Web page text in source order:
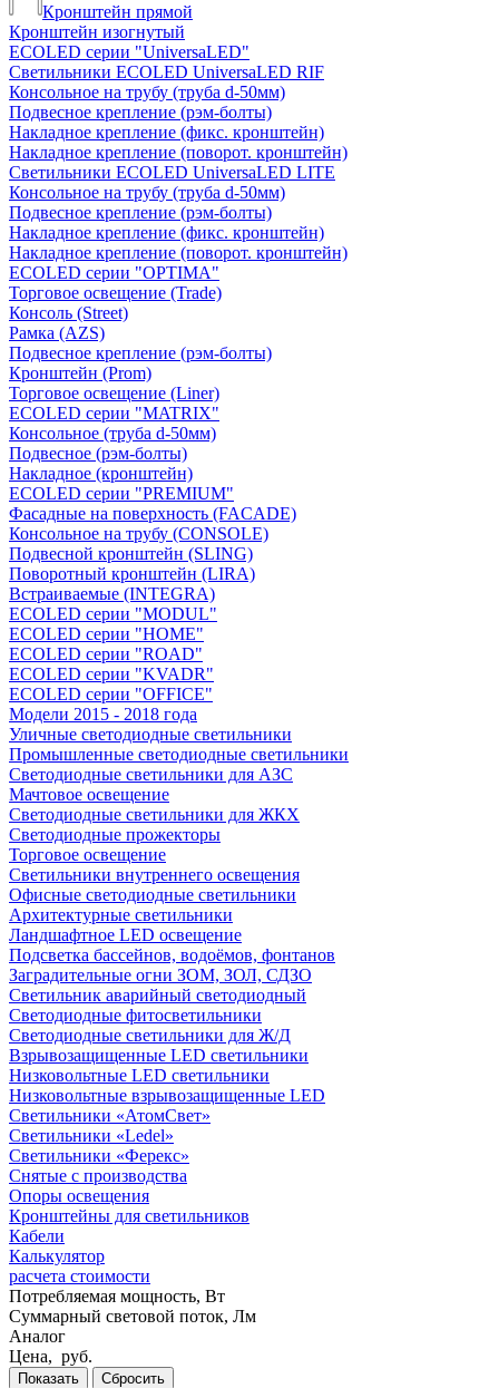
Кронштейн прямой
Кронштейн изогнутый
ECOLED серии "UniversaLED"
Светильники ECOLED UniversaLED RIF
Консольное на трубу (труба d-50мм)
Подвесное крепление (рэм-болты)
Накладное крепление (фикс. кронштейн)
Накладное крепление (поворот. кронштейн)
Светильники ECOLED UniversaLED LITE
Консольное на трубу (труба d-50мм)
Подвесное крепление (рэм-болты)
Накладное крепление (фикс. кронштейн)
Накладное крепление (поворот. кронштейн)
ECOLED серии "OPTIMA"
Торговое освещение (Trade)
Консоль (Street)
Рамка (AZS)
Подвесное крепление (рэм-болты)
Кронштейн (Prom)
Торговое освещение (Liner)
ECOLED серии "MATRIX"
Консольное (труба d-50мм)
Подвесное (рэм-болты)
Накладное (кронштейн)
ECOLED серии "PREMIUM"
Фасадные на поверхность (FACADE)
Консольное на трубу (СONSOLЕ)
Подвесной кронштейн (SLING)
Поворотный кронштейн (LIRA)
Встраиваемые (INTEGRA)
ECOLED серии "MODUL"
ECOLED серии "HOME"
ECOLED серии "ROAD"
ECOLED серии "KVADR"
ECOLED серии "OFFICE"
Модели 2015 - 2018 года
Уличные светодиодные светильники
Промышленные светодиодные светильники
Светодиодные светильники для АЗС
Мачтовое освещение
Светодиодные светильники для ЖКХ
Светодиодные прожекторы
Торговое освещение
Светильники внутреннего освещения
Офисные светодиодные светильники
Архитектурные светильники
Ландшафтное LED освещение
Подсветка бассейнов, водоёмов, фонтанов
Заградительные огни ЗОМ, ЗОЛ, СДЗО
Светильник аварийный светодиодный
Светодиодные фитосветильники
Светодиодные светильники для Ж/Д
Взрывозащищенные LED светильники
Низковольтные LED светильники
Низковольтные взрывозащищенные LED
Светильники «АтомСвет»
Светильники «Ledel»
Светильники «Ферекс»
Снятые с производства
Опоры освещения
Кронштейны для светильников
Кабели
Калькулятор
расчета стоимости
Потребляемая мощность, Вт
Суммарный световой поток, Лм
Аналог
Цена, руб.
Показать Сбросить